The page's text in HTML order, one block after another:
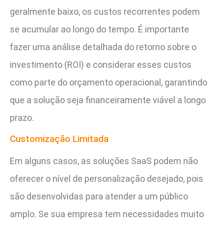
geralmente baixo, os custos recorrentes podem
se acumular ao longo do tempo. É importante
fazer uma análise detalhada do retorno sobre o
investimento (ROI) e considerar esses custos
como parte do orçamento operacional, garantindo
que a solução seja financeiramente viável a longo
prazo.
Customização Limitada
Em alguns casos, as soluções SaaS podem não
oferecer o nível de personalização desejado, pois
são desenvolvidas para atender a um público
amplo. Se sua empresa tem necessidades muito